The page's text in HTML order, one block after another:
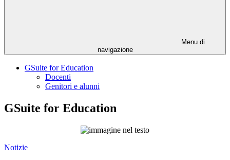
Menu di
navigazione
GSuite for Education
Docenti
Genitori e alunni
GSuite for Education
Notizie